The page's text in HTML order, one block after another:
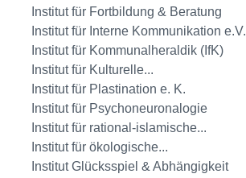
Institut für Fortbildung & Beratung
Institut für Interne Kommunikation e.V.
Institut für Kommunalheraldik (IfK)
Institut für Kulturelle...
Institut für Plastination e. K.
Institut für Psychoneuronalogie
Institut für rational-islamische...
Institut für ökologische...
Institut Glücksspiel & Abhängigkeit